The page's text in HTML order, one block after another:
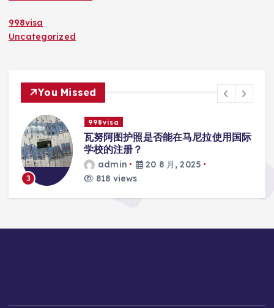
998visa
Uncategorized
You Missed
3
998visa
瓦努阿图护照是否能在马尼拉使用国际
学校的注册？
admin
20 8 月, 2025
818 views